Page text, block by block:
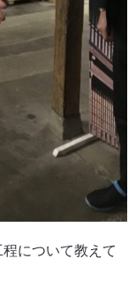
について教えて